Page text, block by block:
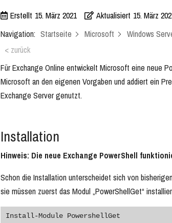
Erstellt 15. März 2021 Aktualisiert 15. März
Navigation: Startseite Microsoft Windows
< zurück
Für Exchange Online entwickelt Microsoft eine neue
Microsoft an den eigenen Vorgaben und addiert ein
Exchange Server genutzt.
Installation
Hinweis: Die neue Exchange PowerShell
Schon die Installation unterscheidet sich von
sie müssen zuerst das Modul „PowerShellGet“
Install-Module PowershellGet